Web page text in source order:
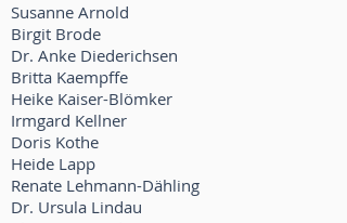
Susanne Arnold
Birgit Brode
Dr. Anke Diederichsen
Britta Kaempffe
Heike Kaiser-Blömker
Irmgard Kellner
Doris Kothe
Heide Lapp
Renate Lehmann-Dähling
Dr. Ursula Lindau